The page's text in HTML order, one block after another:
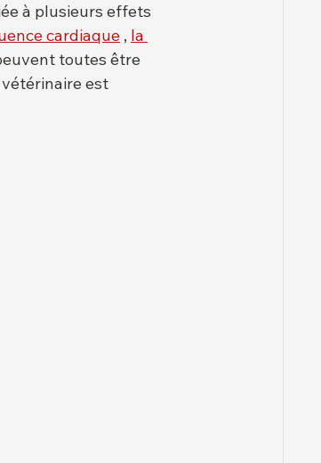
à plusieurs effets
cardiaque , la
toutes être
vétérinaire est